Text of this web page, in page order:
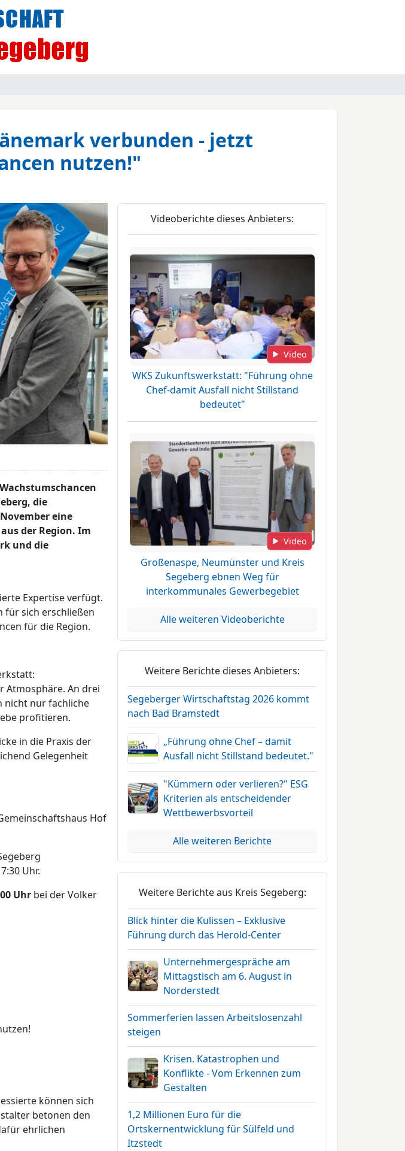
verbunden - jetzt
nutzen!"
die
eine
der Region. Im
und die
Expertise verfügt.
für sich erschließen
für die Region.
Atmosphäre. An drei
nicht nur fachliche
profitieren.
in die Praxis der
Gelegenheit
Hof
Uhr.
Uhr bei der Volker
können sich
betonen den
ehrlichen
Videoberichte dieses Anbieters:
Video
WKS Zukunftswerkstatt: "Führung ohne
Chef-damit Ausfall nicht Stillstand
bedeutet"
Video
Großenaspe, Neumünster und Kreis
Segeberg ebnen Weg für
interkommunales Gewerbegebiet
Alle weiteren Videoberichte
Weitere Berichte dieses Anbieters:
Segeberger Wirtschaftstag 2026 kommt
nach Bad Bramstedt
„Führung ohne Chef – damit
Ausfall nicht Stillstand bedeutet."
"Kümmern oder verlieren?" ESG
Kriterien als entscheidender
Wettbewerbsvorteil
Alle weiteren Berichte
Weitere Berichte aus Kreis Segeberg:
Blick hinter die Kulissen – Exklusive
Führung durch das Herold-Center
Unternehmergespräche am
Mittagstisch am 6. August in
Norderstedt
Sommerferien lassen Arbeitslosenzahl
steigen
Krisen. Katastrophen und
Konflikte - Vom Erkennen zum
Gestalten
1,2 Millionen Euro für die
Ortskernentwicklung für Sülfeld und
Itzstedt